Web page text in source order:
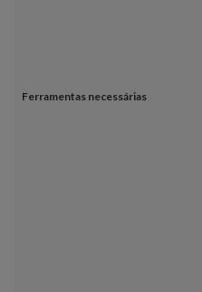
Ferramentas necessárias